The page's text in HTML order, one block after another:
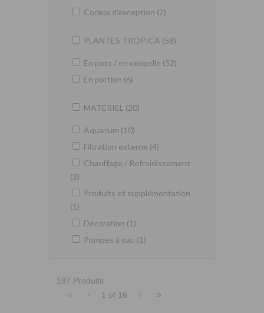
Coraux d'exception (2)
PLANTES TROPICA (58)
En pots / en coupelle (52)
En portion (6)
MATÉRIEL (20)
Aquarium (10)
Filtration externe (4)
Chauffage / Refroidissement
(3)
Produits et supplémentation
(1)
Décoration (1)
Pompes à eau (1)
187 Produits
« ‹ 1 of 16 › »